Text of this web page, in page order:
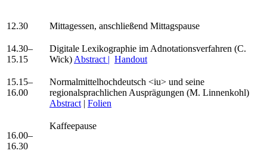
12.30 Mittagessen, anschließend Mittagspause
14.30–
15.15
Digitale Lexikographie im Adnotationsverfahren (C.
Wick) Abstract | Handout
15.15–
16.00
Normalmittelhochdeutsch <iu> und seine
regionalsprachlichen Ausprägungen (M. Linnenkohl)
Abstract | Folien
16.00–
16.30
Kaffeepause